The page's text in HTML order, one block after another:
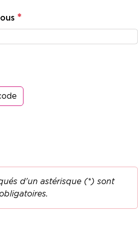
*
d'un astérisque (*) sont